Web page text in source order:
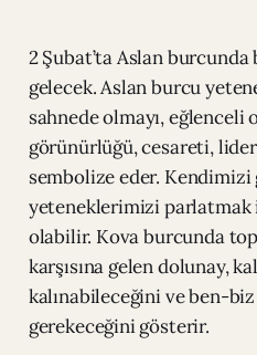
2 Şubat’ta Aslan
gelecek. Aslan burcu
sahnede olmayı, eğlenceli
görünürlüğü, cesareti,
sembolize eder. Kendimizi
yeteneklerimizi
olabilir. Kova burcunda
karşısına gelen dolunay,
kalınabileceğini ve ben-
gerekeceğini gösterir.